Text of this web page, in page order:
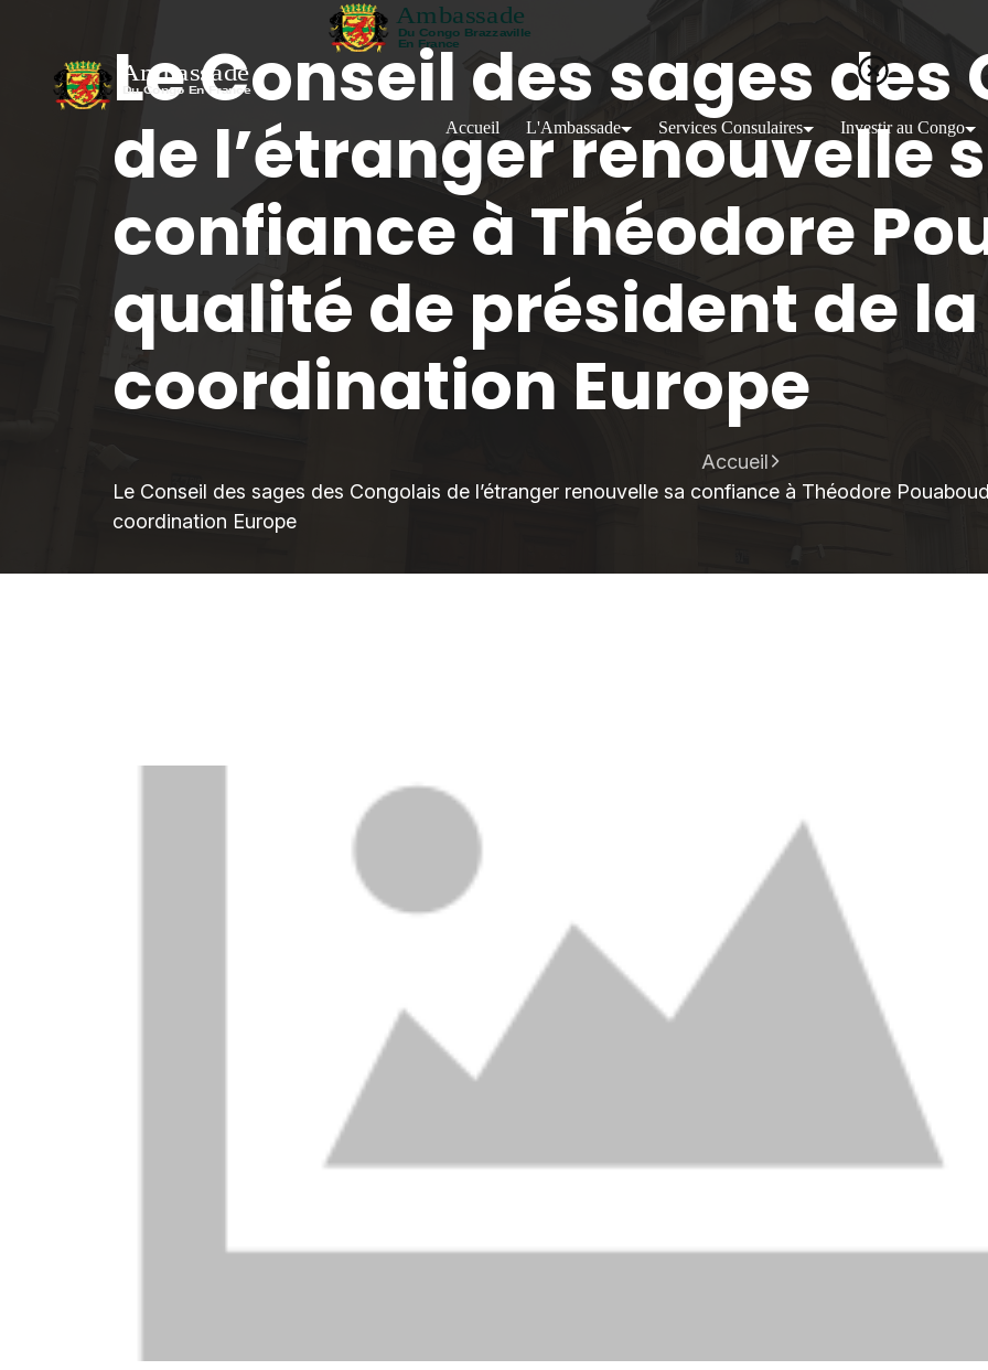
Accueil L'Ambassade Services Consulaires Investir au Congo
Le Conseil des sages
de l’étranger renouvelle
confiance à Théodore
qualité de président de la
coordination Europe
Accueil
Le Conseil des sages des Congolais de l’étranger renouvelle sa confiance à Théodore
coordination Europe